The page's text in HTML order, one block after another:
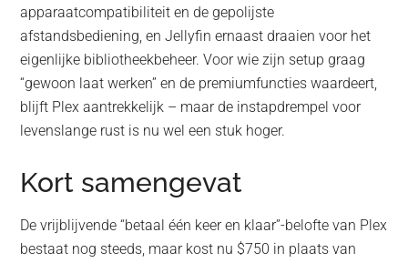
apparaatcompatibiliteit en de gepolijste
afstandsbediening, en Jellyfin ernaast draaien voor het
eigenlijke bibliotheekbeheer. Voor wie zijn setup graag
“gewoon laat werken” en de premiumfuncties waardeert,
blijft Plex aantrekkelijk – maar de instapdrempel voor
levenslange rust is nu wel een stuk hoger.
Kort samengevat
De vrijblijvende “betaal één keer en klaar”-belofte van Plex
bestaat nog steeds, maar kost nu $750 in plaats van